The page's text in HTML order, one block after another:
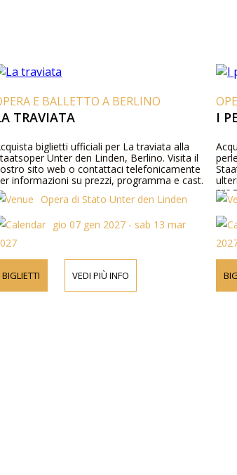
E BALLETTO A BERLINO
TRAVIATA
biglietti ufficiali per La traviata alla
Unter den Linden, Berlino. Visita il
sito web o contattaci telefonicamente
informazioni su prezzi, programma e cast.
Opera di Stato Unter den Linden
gio 07 gen 2027 - sab 13 mar
BIGLIETTI VEDI PIÙ INFO
I